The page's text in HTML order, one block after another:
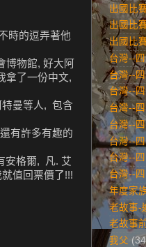
時的逗弄著他
物館, 好大阿
拿了一份中文,
曼等人, 包含
有許多有趣的
安格爾, 凡. 艾
值回票價了!!!
出國比
出國比
出國比
台灣--
台灣--
台灣--
台灣--
台灣--
台灣--
台灣--
台灣--
年度家
老故事-
老故事
我父